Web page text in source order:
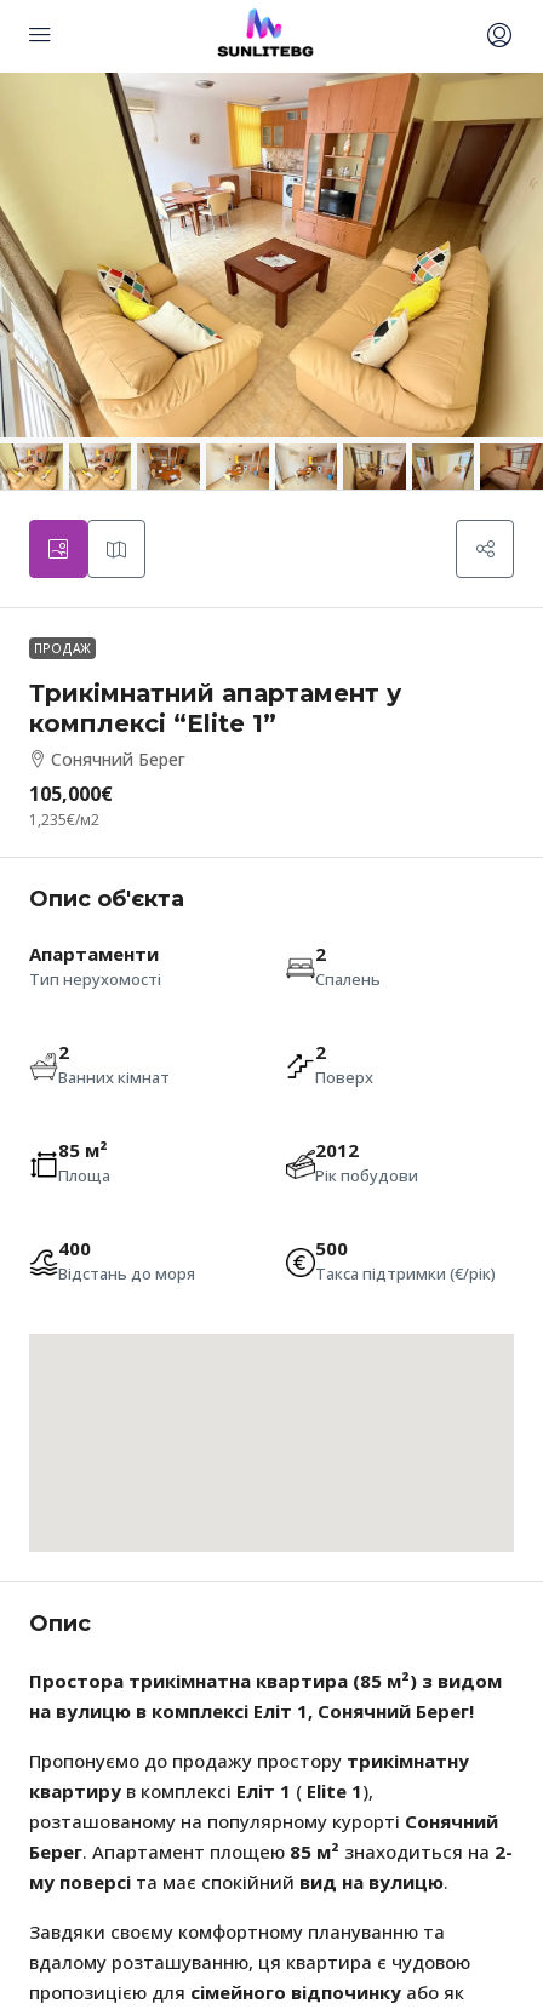
ПРОДАЖ
Трикімнатний апартамент у
комплексі “Elite 1”
Сонячний Берег
105,000€
1,235€/м2
Опис об'єкта
Апартаменти
Тип нерухомості
2
Спалень
2
Ванних кімнат
2
Поверх
85 м²
Площа
2012
Рік побудови
400
Відстань до моря
500
Такса підтримки (€/рік)
Опис
Простора трикімнатна квартира (85 м²) з видом
на вулицю в комплексі Еліт 1, Сонячний Берег!
Пропонуємо до продажу простору трикімнатну
квартиру в комплексі Еліт 1 ( Elite 1),
розташованому на популярному курорті Сонячний
Берег. Апартамент площею 85 м² знаходиться на 2-
му поверсі та має спокійний вид на вулицю.
Завдяки своєму комфортному плануванню та
вдалому розташуванню, ця квартира є чудовою
пропозицією для сімейного відпочинку або як